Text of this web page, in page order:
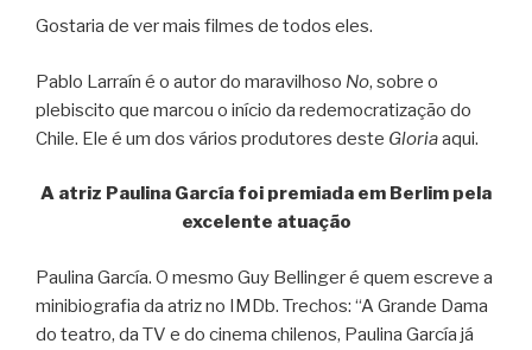
Gostaria de ver mais filmes de todos eles.
Pablo Larraín é o autor do maravilhoso No, sobre o
plebiscito que marcou o início da redemocratização do
Chile. Ele é um dos vários produtores deste Gloriaaqui.
A atriz Paulina García foi premiada em Berlim pela
excelente atuação
Paulina García. O mesmo Guy Bellinger é quem escreve a
minibiografia da atriz no IMDb. Trechos: “A Grande Dama
do teatro, da TV e do cinema chilenos, Paulina García já